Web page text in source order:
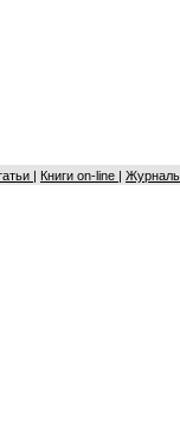
Книги on-line